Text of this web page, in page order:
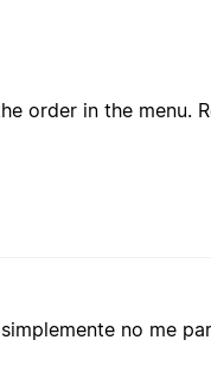
order in the menu.
no me